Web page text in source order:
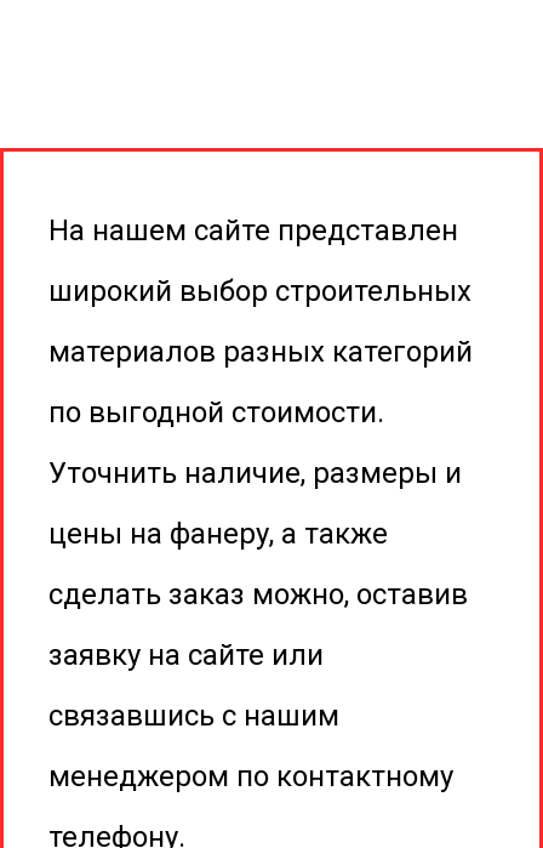
На нашем сайте представлен
широкий выбор строительных
материалов разных категорий
по выгодной стоимости.
Уточнить наличие, размеры и
цены на фанеру, а также
сделать заказ можно, оставив
заявку на сайте или
связавшись с нашим
менеджером по контактному
телефону.
г. Красноярск
конфиденциальности
Время работы:
Пн-Пт 9:00-17:00, без перерыва
Сб 9:00-15:00, без перерыва